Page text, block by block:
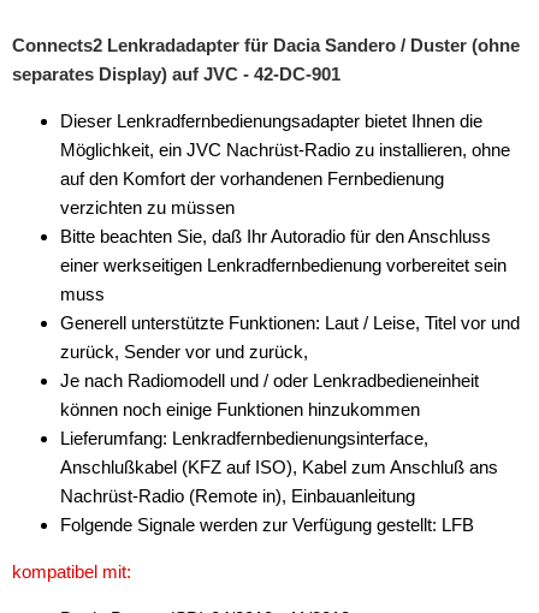
Blaupunkt
Clarion
JVC
Kenwood
Multilead
Pioneer
Sony
Universal
Xzent
Zenec
für Daewoo
Connects2 Lenkradadapter für Dacia Sandero / Duster (ohne
separates Display) auf JVC - 42-DC-901
Dieser Lenkradfernbedienungsadapter bietet Ihnen die
Möglichkeit, ein JVC Nachrüst-Radio zu installieren, ohne
auf den Komfort der vorhandenen Fernbedienung
verzichten zu müssen
Bitte beachten Sie, daß Ihr Autoradio für den Anschluss
einer werkseitigen Lenkradfernbedienung vorbereitet sein
muss
Generell unterstützte Funktionen: Laut / Leise, Titel vor und
zurück, Sender vor und zurück,
Je nach Radiomodell und / oder Lenkradbedieneinheit
können noch einige Funktionen hinzukommen
Lieferumfang: Lenkradfernbedienungsinterface,
Anschlußkabel (KFZ auf ISO), Kabel zum Anschluß ans
Nachrüst-Radio (Remote in), Einbauanleitung
Folgende Signale werden zur Verfügung gestellt: LFB
kompatibel mit: